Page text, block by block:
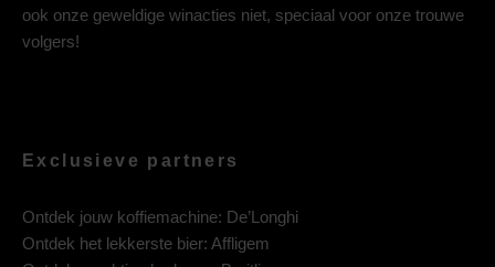
ook onze geweldige winacties niet, speciaal voor onze trouwe
volgers!
Exclusieve partners
Ontdek jouw koffiemachine: De’Longhi
Ontdek het lekkerste bier: Affligem